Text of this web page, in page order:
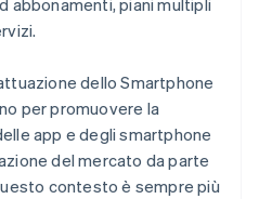
abbonamenti, piani multipli
dello Smartphone
per promuovere la
app e degli smartphone
del mercato da parte
contesto è sempre più